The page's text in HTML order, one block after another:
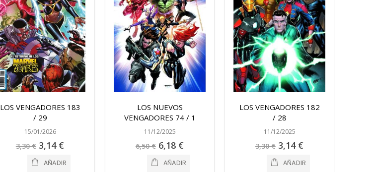
LOS VENGADORES 183
/ 29
15/01/2026
3,30 € Precio
especial
3,14 €
AÑADIR
LOS NUEVOS
VENGADORES 74 / 1
11/12/2025
6,50 € Precio
especial
6,18 €
AÑADIR
LOS VENGADORES 182
/ 28
11/12/2025
3,30 € Precio
especial
3,14 €
AÑADIR